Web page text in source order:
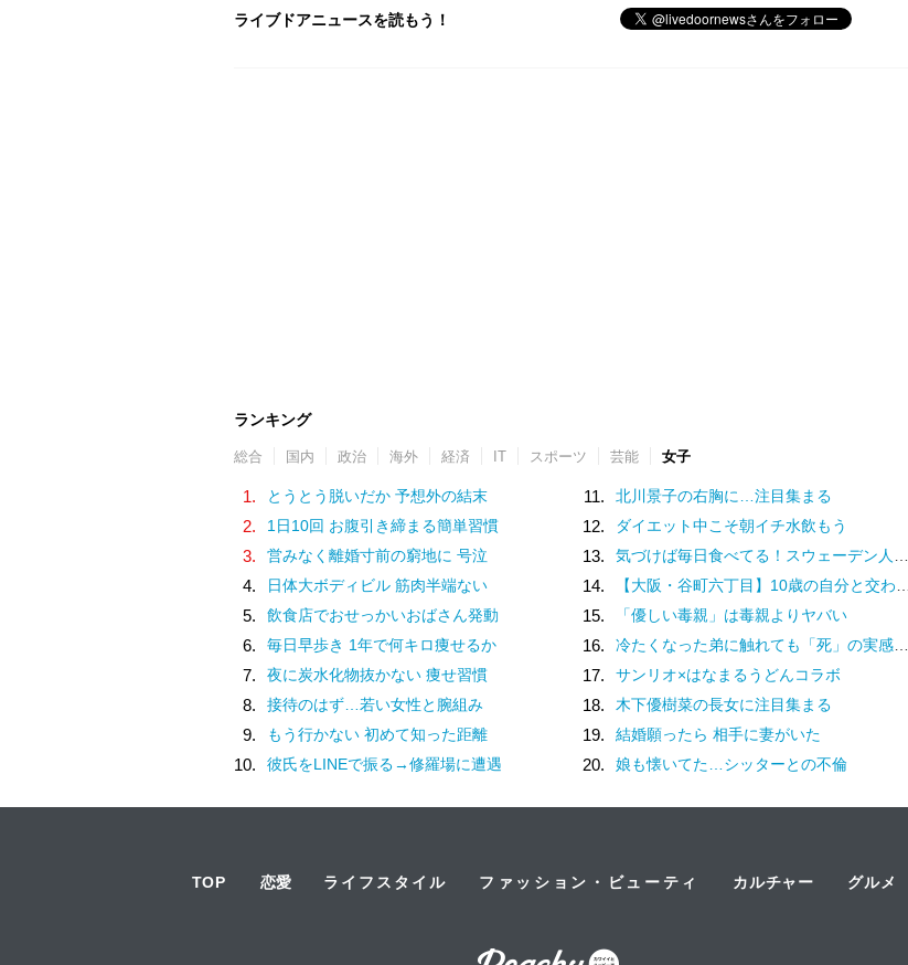
ライブドアニュースを読もう！
ランキング
総合 国内 政治 海外 経済 IT スポーツ 芸能 女子
1. とうとう脱いだか 予想外の結末
2. 1日10回 お腹引き締まる簡単習慣
3. 営みなく離婚寸前の窮地に 号泣
4. 日体大ボディビル 筋肉半端ない
5. 飲食店でおせっかいおばさん発動
6. 毎日早歩き 1年で何キロ痩せるか
7. 夜に炭水化物抜かない 痩せ習慣
8. 接待のはず…若い女性と腕組み
9. もう行かない 初めて知った距離
10. 彼氏をLINEで振る→修羅場に遭遇
11. 北川景子の右胸に…注目集まる
12. ダイエット中こそ朝イチ水飲もう
13. 気づけば毎日食べてる！スウェーデン人漫画家がリピートし続ける日本の定番食
14. 【大阪・谷町六丁目】10歳の自分と交わした約束。名店での猛修業を経てオープンした「ma journée（マジョルネ）」が提案する、日常に寄り添うフランス菓子
15. 「優しい毒親」は毒親よりヤバい
16. 冷たくなった弟に触れても「死」の実感がなかった姉。納棺の時に現実を突きつけられて
17. サンリオ×はなまるうどんコラボ
18. 木下優樹菜の長女に注目集まる
19. 結婚願ったら 相手に妻がいた
20. 娘も懐いてた…シッターとの不倫
TOP 恋愛 ライフスタイル ファッション・ビューティ カルチャー グルメ